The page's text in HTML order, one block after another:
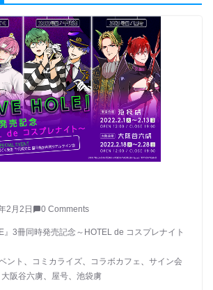
2月2日 0 Comments
』3冊同時発売記念～HOTEL de コスプレナイト
ント コミカライズ コラボカフェ
サイン会
大阪谷六虜 屋号 池袋虜